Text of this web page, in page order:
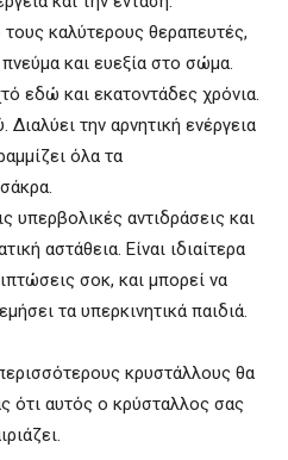
τους καλύτερους θεραπευτές,
και ευεξία στο σώμα.
εδώ και εκατοντάδες χρόνια.
Διαλύει την αρνητική ενέργεια
όλα τα
υπερβολικές αντιδράσεις και
αστάθεια. Είναι ιδιαίτερα
σοκ, και μπορεί να
τα υπερκινητικά παιδιά.
κρυστάλλους θα
ότι αυτός ο κρύσταλλος σας